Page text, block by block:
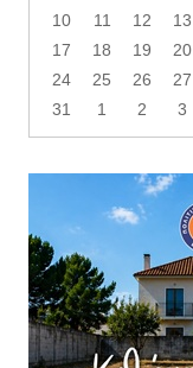
10
11 12 13
17
18 19 20
24
25 26 27
31
1 2 3